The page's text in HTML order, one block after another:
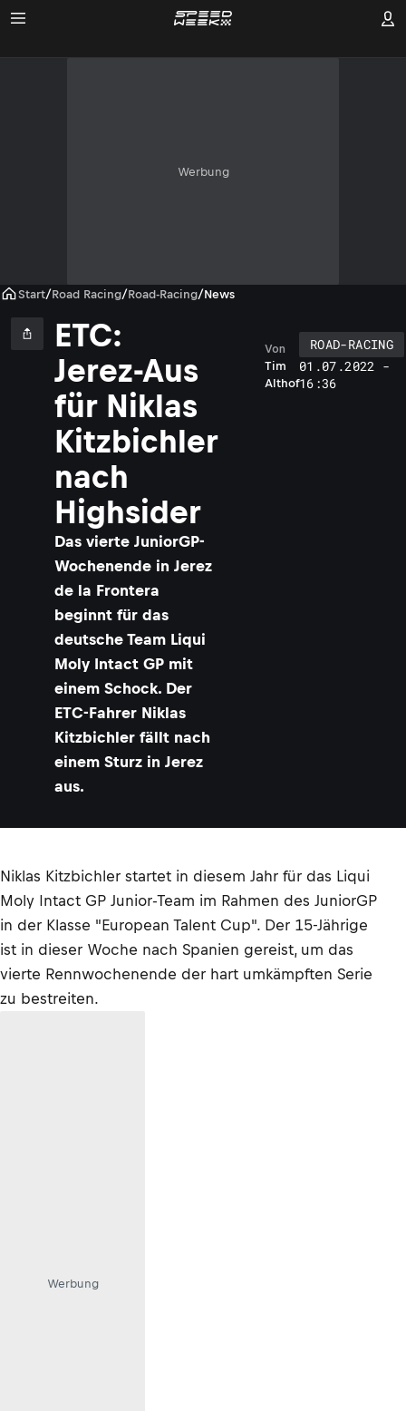
Werbung
Start/Road Racing/Road-Racing/News
ETC:
Jerez-Aus
für Niklas
Kitzbichler
nach
Highsider
Das vierte JuniorGP-
Wochenende in Jerez
de la Frontera
beginnt für das
deutsche Team Liqui
Moly Intact GP mit
einem Schock. Der
ETC-Fahrer Niklas
Kitzbichler fällt nach
einem Sturz in Jerez
aus.
Tim
Althof
Von
ROAD-RACING
01.07.2022 -
16:36
Niklas Kitzbichler startet in diesem Jahr für das Liqui
Moly Intact GP Junior-Team im Rahmen des JuniorGP
in der Klasse "European Talent Cup". Der 15-Jährige
ist in dieser Woche nach Spanien gereist, um das
vierte Rennwochenende der hart umkämpften Serie
zu bestreiten.
Werbung